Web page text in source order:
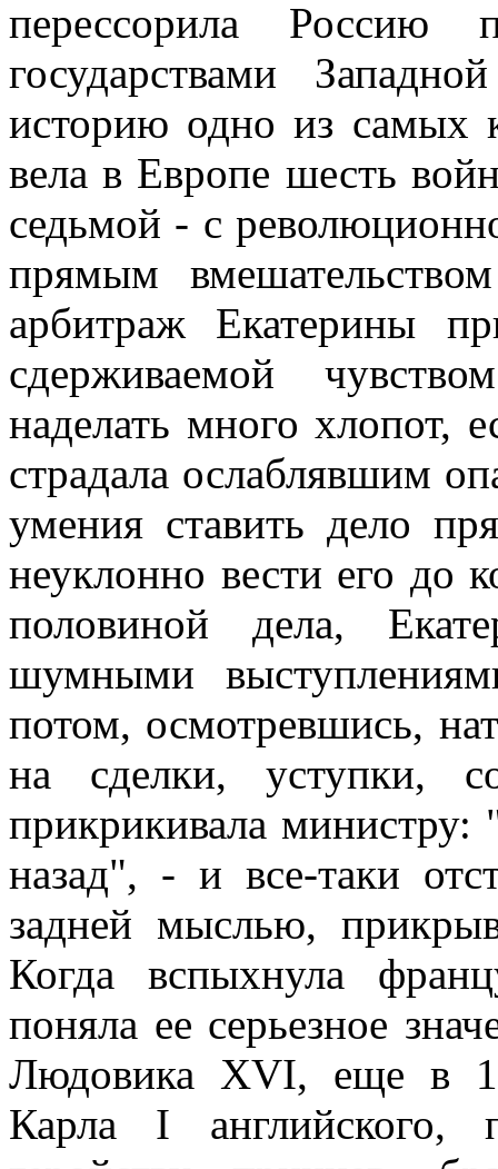
перессорила
государствами
историю одно из самых
вела в Европе шесть
седьмой - с
прямым
арбитраж Екатерины
сдерживаемой
наделать много хлопот,
страдала ослаблявшим
умения ставить дело
неуклонно вести его до
половиной дела,
шумными
потом, осмотревшись,
на сделки, уступки,
прикрикивала
назад", - и все-таки
задней мыслью,
Когда вспыхнула
поняла ее серьезное
Людовика XVI, еще в
Карла I